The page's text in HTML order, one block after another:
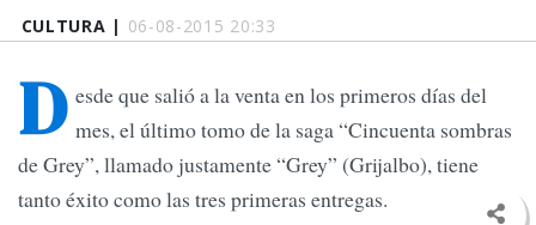
CULTURA | 06-08-2015 20:33
D esde que salió a la venta en los primeros días del
mes, el último tomo de la saga “Cincuenta sombras
de Grey”, llamado justamente “Grey” (Grijalbo), tiene
tanto éxito como las tres primeras entregas.